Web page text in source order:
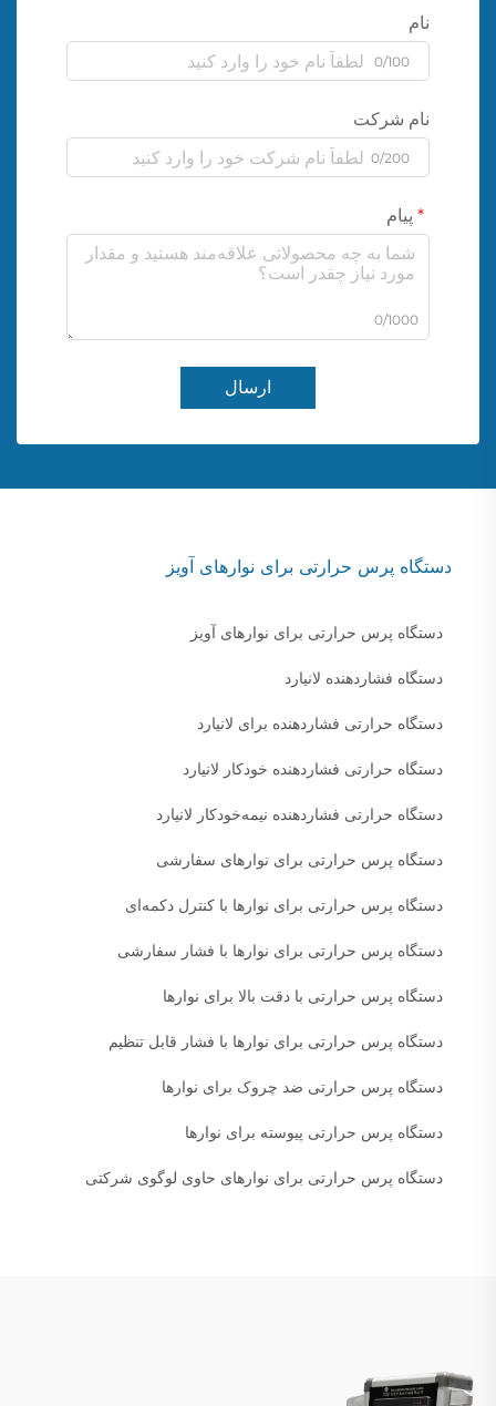
نام
0/100
نام شرکت
0/200
پیام
0/1000
ارسال
دستگاه پرس حرارتی برای نوارهای آویز
دستگاه پرس حرارتی برای نوارهای آویز
دستگاه فشاردهنده لانیارد
دستگاه حرارتی فشاردهنده برای لانیارد
دستگاه حرارتی فشاردهنده خودکار لانیارد
دستگاه حرارتی فشاردهنده نیمه‌خودکار لانیارد
دستگاه پرس حرارتی برای نوارهای سفارشی
دستگاه پرس حرارتی برای نوارها با کنترل دکمه‌ای
دستگاه پرس حرارتی برای نوارها با فشار سفارشی
دستگاه پرس حرارتی با دقت بالا برای نوارها
دستگاه پرس حرارتی برای نوارها با فشار قابل تنظیم
دستگاه پرس حرارتی ضد چروک برای نوارها
دستگاه پرس حرارتی پیوسته برای نوارها
دستگاه پرس حرارتی برای نوارهای حاوی لوگوی شرکتی